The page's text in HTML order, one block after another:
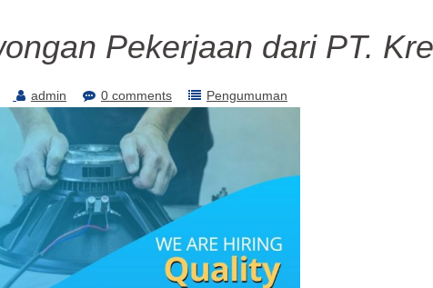
Pekerjaan dari PT.
admin 0 comments Pengumuman